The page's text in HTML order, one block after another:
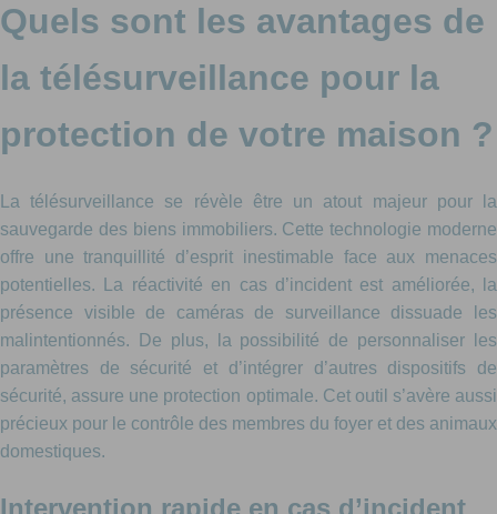
Quels sont les avantages de
la télésurveillance pour la
protection de votre maison ?
La télésurveillance se révèle être un atout majeur pour la
sauvegarde des biens immobiliers. Cette technologie moderne
offre une tranquillité d’esprit inestimable face aux menaces
potentielles. La réactivité en cas d’incident est améliorée, la
présence visible de caméras de surveillance dissuade les
malintentionnés. De plus, la possibilité de personnaliser les
paramètres de sécurité et d’intégrer d’autres dispositifs de
sécurité, assure une protection optimale. Cet outil s’avère aussi
précieux pour le contrôle des membres du foyer et des animaux
domestiques.
Intervention rapide en cas d’incident